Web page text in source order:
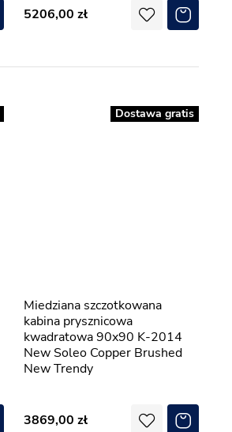
5206,00
Miedziana szczotkowana
kabina prysznicowa
kwadratowa 90x90 K-2014
New Soleo Copper Brushed
New Trendy
3869,00
Dostawa gratis